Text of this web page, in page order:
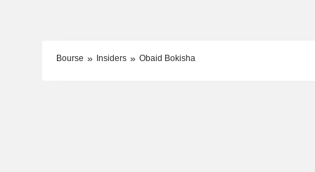
Bourse Insiders Obaid Bokisha